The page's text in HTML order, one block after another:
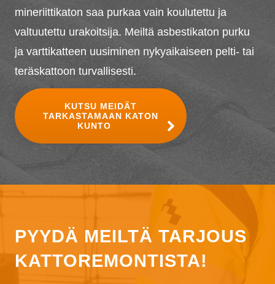
mineriittikaton saa purkaa vain koulutettu ja
valtuutettu urakoitsija. Meiltä asbestikaton purku
ja varttikatteen uusiminen nykyaikaiseen pelti- tai
teräskattoon turvallisesti.
KUTSU MEIDÄT
TARKASTAMAAN KATON
KUNTO
PYYDÄ MEILTÄ TARJOUS
KATTOREMONTISTA!